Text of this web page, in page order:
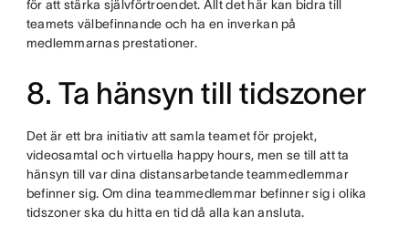
för att stärka självförtroendet. Allt det här kan bidra till
teamets välbefinnande och ha en inverkan på
medlemmarnas prestationer.
8. Ta hänsyn till tidszoner
Det är ett bra initiativ att samla teamet för projekt,
videosamtal och virtuella happy hours, men se till att ta
hänsyn till var dina distansarbetande teammedlemmar
befinner sig. Om dina teammedlemmar befinner sig i olika
tidszoner ska du hitta en tid då alla kan ansluta.